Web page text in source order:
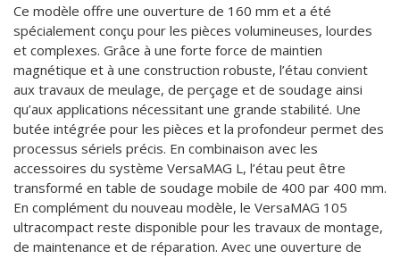
Ce modèle offre une ouverture de 160 mm et a été
spécialement conçu pour les pièces volumineuses, lourdes
et complexes. Grâce à une forte force de maintien
magnétique et à une construction robuste, l’étau convient
aux travaux de meulage, de perçage et de soudage ainsi
qu’aux applications nécessitant une grande stabilité. Une
butée intégrée pour les pièces et la profondeur permet des
processus sériels précis. En combinaison avec les
accessoires du système VersaMAG L, l’étau peut être
transformé en table de soudage mobile de 400 par 400 mm.
En complément du nouveau modèle, le VersaMAG 105
ultracompact reste disponible pour les travaux de montage,
de maintenance et de réparation. Avec une ouverture de